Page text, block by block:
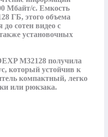
Мбайт/с. Емкость
ГБ, этого объема
сотен видео с
установочных
M32128 получила
который устойчив к
компактный, легко
или рюкзака.